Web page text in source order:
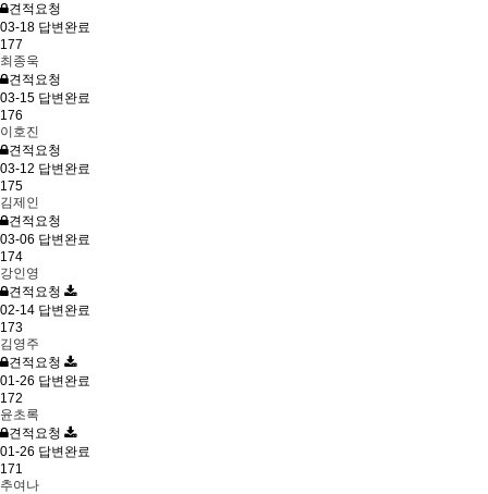
견적요청
03-18 답변완료
177
최종욱
견적요청
03-15 답변완료
176
이호진
견적요청
03-12 답변완료
175
김제인
견적요청
03-06 답변완료
174
강인영
견적요청
02-14 답변완료
173
김영주
견적요청
01-26 답변완료
172
윤초록
견적요청
01-26 답변완료
171
추여나